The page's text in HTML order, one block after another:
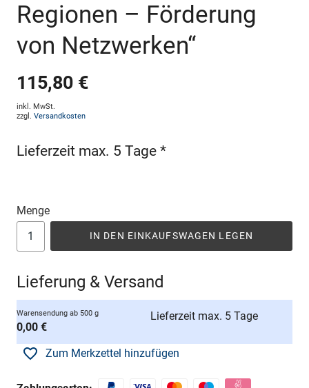
Regionen – Förderung
von Netzwerken“
115,80 €
inkl. MwSt.
zzgl. Versandkosten
Lieferzeit max. 5 Tage *
Menge
IN DEN EINKAUFSWAGEN LEGEN
Lieferung & Versand
Warensendung ab 500 g
0,00 €
Lieferzeit max. 5 Tage
Zum Merkzettel hinzufügen